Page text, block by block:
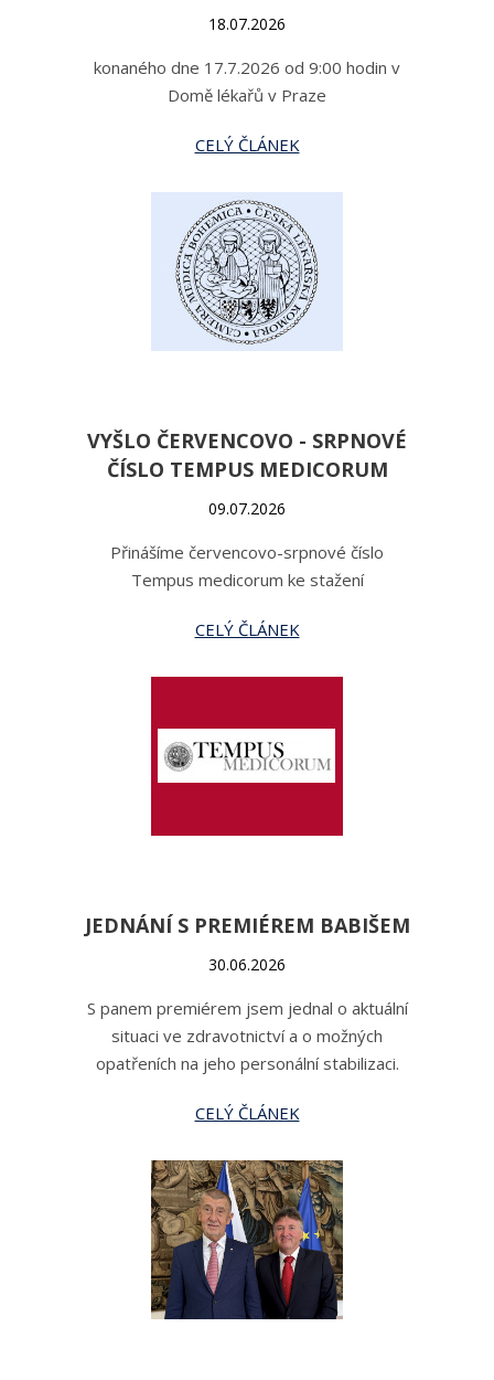
18.07.2026
konaného dne 17.7.2026 od 9:00 hodin v
Domě lékařů v Praze
CELÝ ČLÁNEK
VYŠLO ČERVENCOVO - SRPNOVÉ
ČÍSLO TEMPUS MEDICORUM
09.07.2026
Přinášíme červencovo-srpnové číslo
Tempus medicorum ke stažení
CELÝ ČLÁNEK
JEDNÁNÍ S PREMIÉREM BABIŠEM
30.06.2026
S panem premiérem jsem jednal o aktuální
situaci ve zdravotnictví a o možných
opatřeních na jeho personální stabilizaci.
CELÝ ČLÁNEK